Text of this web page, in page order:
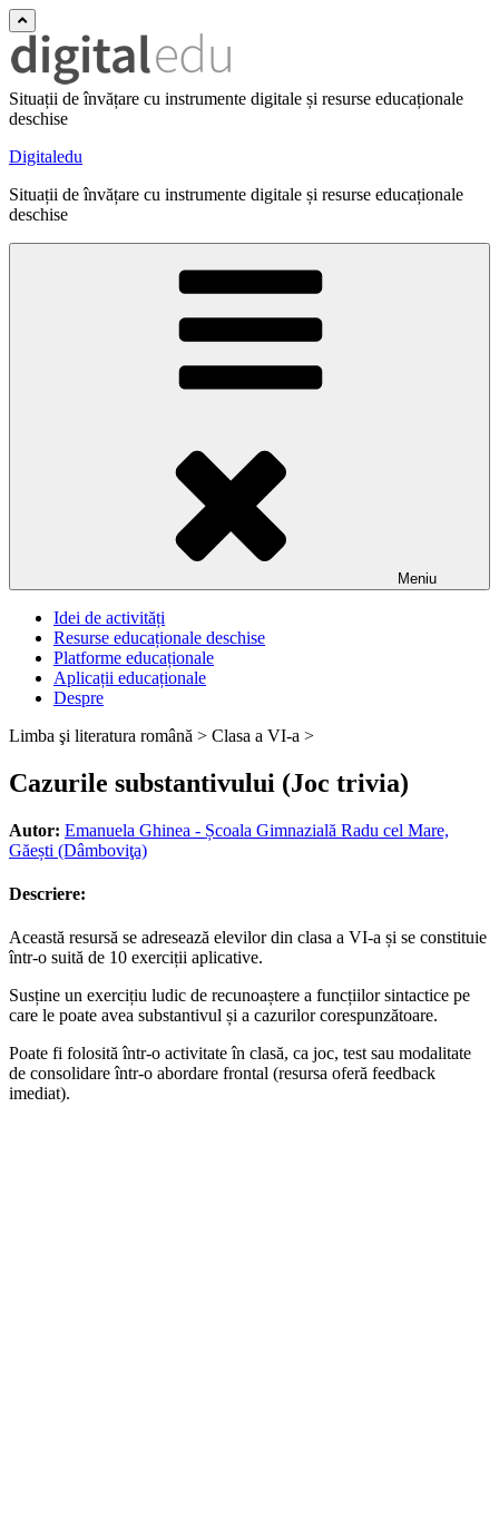
Situații de învățare cu instrumente digitale și resurse educaționale
deschise
Digitaledu
Situații de învățare cu instrumente digitale și resurse educaționale
deschise
Meniu
Idei de activități
Resurse educaționale deschise
Platforme educaționale
Aplicații educaționale
Despre
Limba şi literatura română > Clasa a VI-a >
Cazurile substantivului (Joc trivia)
Autor: Emanuela Ghinea - Școala Gimnazială Radu cel Mare,
Găești (Dâmboviţa)
Descriere:
Această resursă se adresează elevilor din clasa a VI-a și se constituie
într-o suită de 10 exerciții aplicative.
Susține un exercițiu ludic de recunoaștere a funcțiilor sintactice pe
care le poate avea substantivul și a cazurilor corespunzătoare.
Poate fi folosită într-o activitate în clasă, ca joc, test sau modalitate
de consolidare într-o abordare frontal (resursa oferă feedback
imediat).